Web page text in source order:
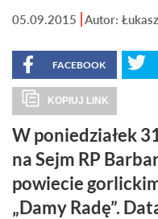
05.09.2015 Autor:
FACEBOOK
KOPIUJ LINK
W poniedziałek
na Sejm RP
powiecie
„Damy Radę”.